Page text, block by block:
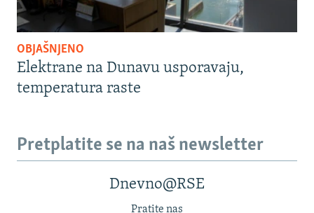
OBJAŠNJENO
Elektrane na Dunavu usporavaju,
temperatura raste
Pretplatite se na naš newsletter
Dnevno@RSE
Pratite nas